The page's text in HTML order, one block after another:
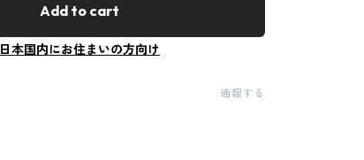
Add to cart
日本国内にお住まいの方向け
通報する